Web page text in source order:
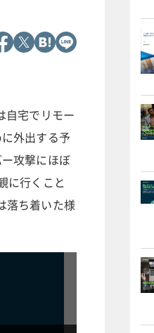
自宅でリモー
外出する予
攻撃にほぼ
に行くこと
落ち着いた様